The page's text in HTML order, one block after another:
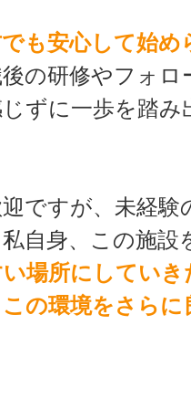
も安心して始め
の研修やフォロ
ずに一歩を踏
ですが、未経験
自身、この施設
場所にしていき
この環境をさらに